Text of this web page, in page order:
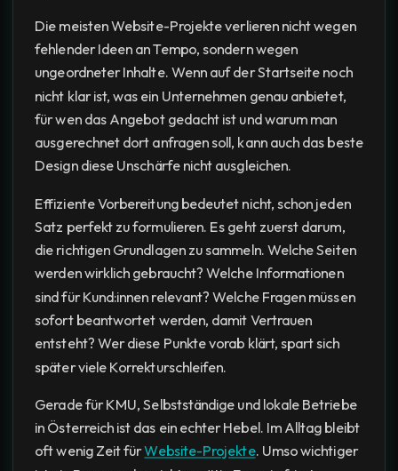
Die meisten Website-Projekte verlieren nicht wegen
fehlender Ideen an Tempo, sondern wegen
ungeordneter Inhalte. Wenn auf der Startseite noch
nicht klar ist, was ein Unternehmen genau anbietet,
für wen das Angebot gedacht ist und warum man
ausgerechnet dort anfragen soll, kann auch das beste
Design diese Unschärfe nicht ausgleichen.
Effiziente Vorbereitung bedeutet nicht, schon jeden
Satz perfekt zu formulieren. Es geht zuerst darum,
die richtigen Grundlagen zu sammeln. Welche Seiten
werden wirklich gebraucht? Welche Informationen
sind für Kund:innen relevant? Welche Fragen müssen
sofort beantwortet werden, damit Vertrauen
entsteht? Wer diese Punkte vorab klärt, spart sich
später viele Korrekturschleifen.
Gerade für KMU, Selbstständige und lokale Betriebe
in Österreich ist das ein echter Hebel. Im Alltag bleibt
oft wenig Zeit fürWebsite-Projekte. Umso wichtiger